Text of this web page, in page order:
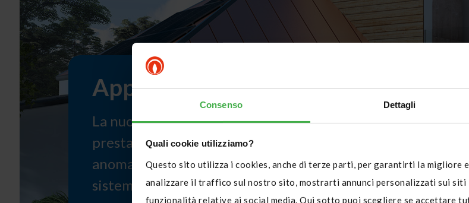
Consenso Dettagli
Quali cookie utilizziamo?
Questo sito utilizza i cookies, anche di terze parti, per garantirti la migliore
analizzare il traffico sul nostro sito, mostrarti annunci personalizzati sui
funzionalità relative ai social media. Qui sotto puoi scegliere se accettare
App di monitoraggio
La nuova app offre un controllo istantaneo delle
prestazioni e rileva immediatamente eventuali
anomalie del bilancio energetico e delle prestazioni del
sistema.